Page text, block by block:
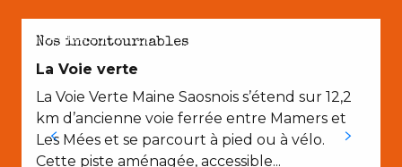
AVEC LES ENFANTS
Nos incontournables
La Voie verte
La Voie Verte Maine Saosnois s’étend sur 12,2
km d’ancienne voie ferrée entre Mamers et
Les Mées et se parcourt à pied ou à vélo.
Cette piste aménagée, accessible...